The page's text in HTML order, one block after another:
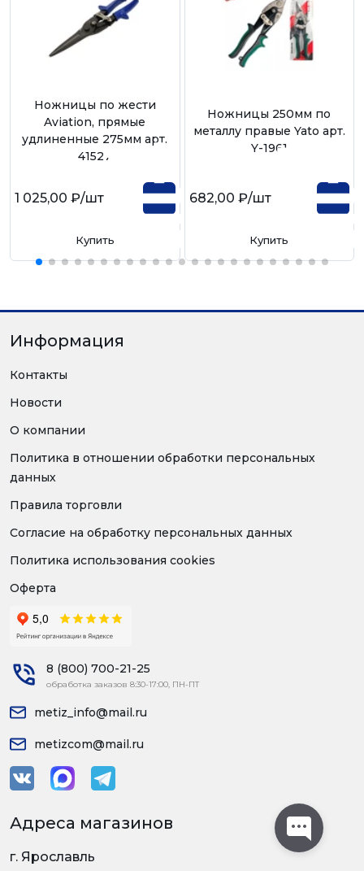
Ножницы по жести
Aviation, прямые
удлиненные 275мм арт.
41527
1 025,00 ₽/шт
Купить
Ножницы 250мм по
металлу правые Yato арт.
Y-1961
682,00 ₽/шт
Купить
Информация
Контакты
Новости
О компании
Политика в отношении обработки персональных
данных
Правила торговли
Согласие на обработку персональных данных
Политика использования cookies
Оферта
8 (800) 700-21-25
обработка заказов 8:30-17:00, ПН-ПТ
metiz_info@mail.ru
metizcom@mail.ru
Адреса магазинов
г. Ярославль